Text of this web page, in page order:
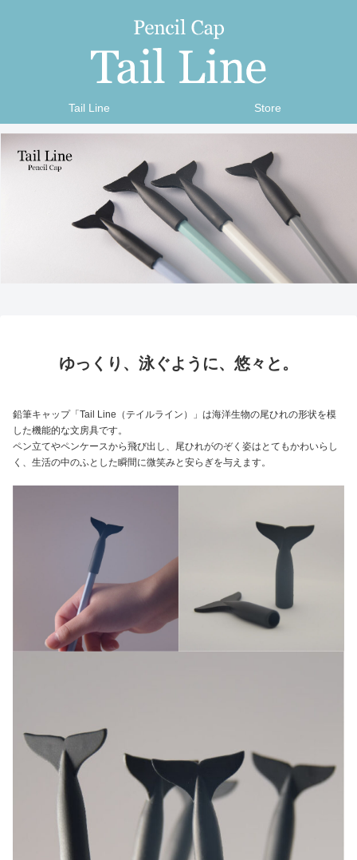
Tail Line Store
ゆっくり、泳ぐように、悠々と。
鉛筆キャップ「Tail Line（テイルライン）」は海洋生物の尾ひれの形状を模
した機能的な文房具です。
ペン立てやペンケースから飛び出し、尾ひれがのぞく姿はとてもかわいらし
く、生活の中のふとした瞬間に微笑みと安らぎを与えます。